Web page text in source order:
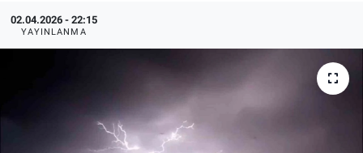
02.04.2026 - 22:15
YAYINLANMA